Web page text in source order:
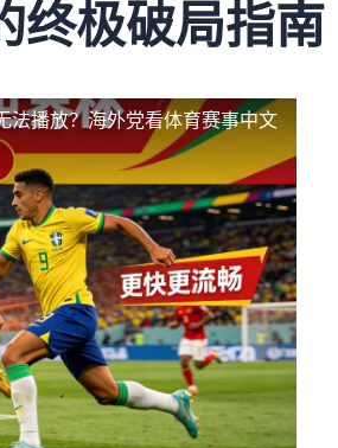
终极破局指南
法播放？海外党看体育赛事中文